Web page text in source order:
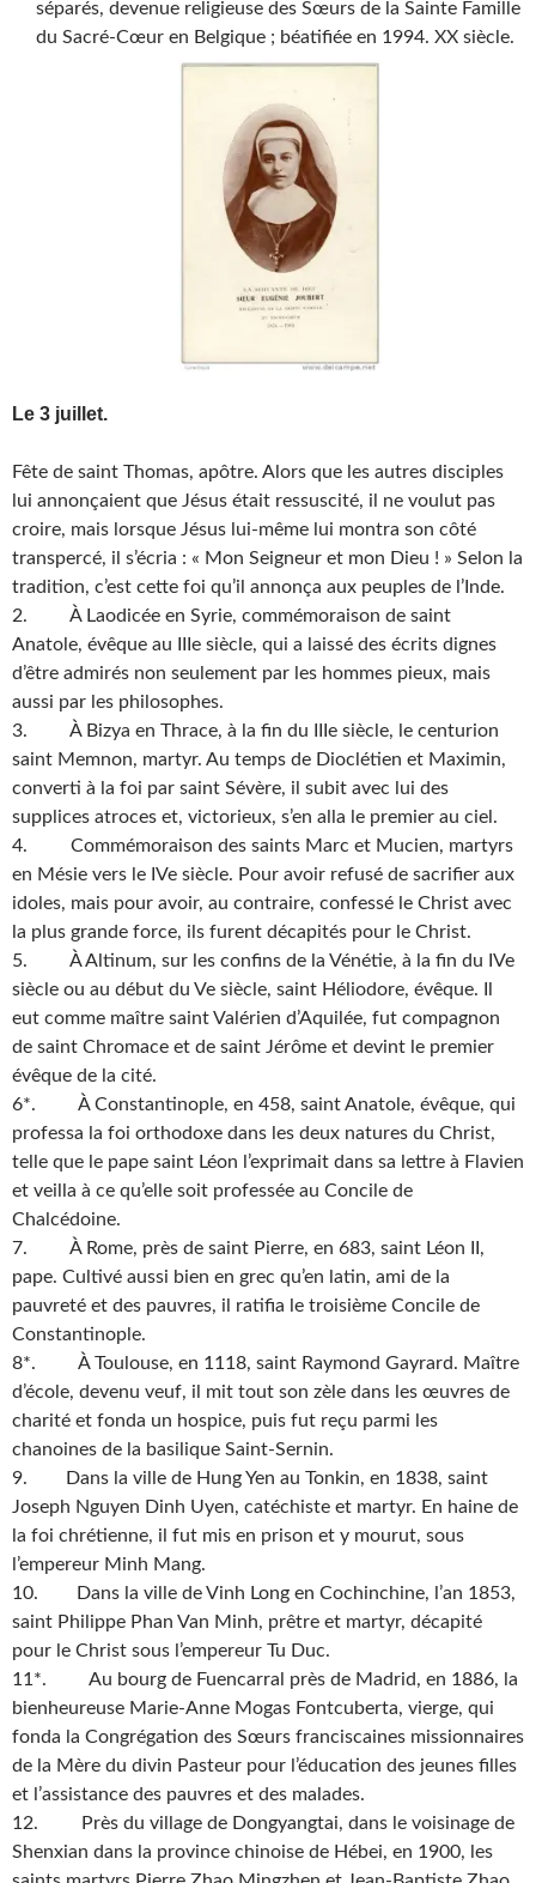
séparés, devenue religieuse des Sœurs de la Sainte Famille
du Sacré-Cœur en Belgique ; béatifiée en 1994. XX siècle.
Le 3 juillet.
Fête de saint Thomas, apôtre. Alors que les autres disciples
lui annonçaient que Jésus était ressuscité, il ne voulut pas
croire, mais lorsque Jésus lui-même lui montra son côté
transpercé, il s’écria : « Mon Seigneur et mon Dieu ! » Selon la
tradition, c’est cette foi qu’il annonça aux peuples de l’Inde.
2. À Laodicée en Syrie, commémoraison de saint
Anatole, évêque au IIIe siècle, qui a laissé des écrits dignes
d’être admirés non seulement par les hommes pieux, mais
aussi par les philosophes.
3. À Bizya en Thrace, à la fin du IIIe siècle, le centurion
saint Memnon, martyr. Au temps de Dioclétien et Maximin,
converti à la foi par saint Sévère, il subit avec lui des
supplices atroces et, victorieux, s’en alla le premier au ciel.
4. Commémoraison des saints Marc et Mucien, martyrs
en Mésie vers le IVe siècle. Pour avoir refusé de sacrifier aux
idoles, mais pour avoir, au contraire, confessé le Christ avec
la plus grande force, ils furent décapités pour le Christ.
5. À Altinum, sur les confins de la Vénétie, à la fin du IVe
siècle ou au début du Ve siècle, saint Héliodore, évêque. Il
eut comme maître saint Valérien d’Aquilée, fut compagnon
de saint Chromace et de saint Jérôme et devint le premier
évêque de la cité.
6*. À Constantinople, en 458, saint Anatole, évêque, qui
professa la foi orthodoxe dans les deux natures du Christ,
telle que le pape saint Léon l’exprimait dans sa lettre à Flavien
et veilla à ce qu’elle soit professée au Concile de
Chalcédoine.
7. À Rome, près de saint Pierre, en 683, saint Léon II,
pape. Cultivé aussi bien en grec qu’en latin, ami de la
pauvreté et des pauvres, il ratifia le troisième Concile de
Constantinople.
8*. À Toulouse, en 1118, saint Raymond Gayrard. Maître
d’école, devenu veuf, il mit tout son zèle dans les œuvres de
charité et fonda un hospice, puis fut reçu parmi les
chanoines de la basilique Saint-Sernin.
9. Dans la ville de Hung Yen au Tonkin, en 1838, saint
Joseph Nguyen Dinh Uyen, catéchiste et martyr. En haine de
la foi chrétienne, il fut mis en prison et y mourut, sous
l’empereur Minh Mang.
10. Dans la ville de Vinh Long en Cochinchine, l’an 1853,
saint Philippe Phan Van Minh, prêtre et martyr, décapité
pour le Christ sous l’empereur Tu Duc.
11*. Au bourg de Fuencarral près de Madrid, en 1886, la
bienheureuse Marie-Anne Mogas Fontcuberta, vierge, qui
fonda la Congrégation des Sœurs franciscaines missionnaires
de la Mère du divin Pasteur pour l’éducation des jeunes filles
et l’assistance des pauvres et des malades.
12. Près du village de Dongyangtai, dans le voisinage de
Shenxian dans la province chinoise de Hébei, en 1900, les